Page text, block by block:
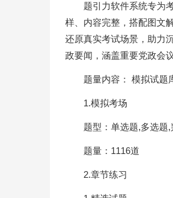
题引力软件系统专为
样、内容完整，搭配图文
还原真实考试场景，助力
政要闻，涵盖重要党政会
题量内容： 模拟试题
1.模拟考场
题型：单选题,多选题
题量：1116道
2.章节练习